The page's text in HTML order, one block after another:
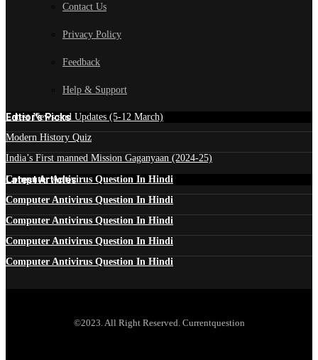
Contact Us
Privacy Policy
Feedback
Help & Support
Edtior's Picks
Latest News and Updates (5-12 March)
Modern History Quiz
India’s First manned Mission Gaganyaan (2024-25)
Latest Articles
Computer Antivirus Question In Hindi
Computer Antivirus Question In Hindi
Computer Antivirus Question In Hindi
Computer Antivirus Question In Hindi
Computer Antivirus Question In Hindi
©2023. All Right Reserved. Currentquestion